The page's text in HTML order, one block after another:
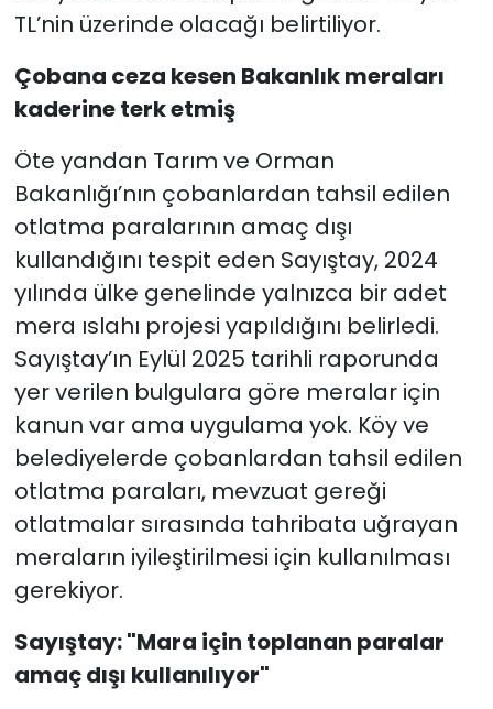
TL’nin üzerinde olacağı belirtiliyor.
Çobana ceza kesen Bakanlık meraları
kaderine terk etmiş
Öte yandan Tarım ve Orman
Bakanlığı’nın çobanlardan tahsil edilen
otlatma paralarının amaç dışı
kullandığını tespit eden Sayıştay, 2024
yılında ülke genelinde yalnızca bir adet
mera ıslahı projesi yapıldığını belirledi.
Sayıştay’ın Eylül 2025 tarihli raporunda
yer verilen bulgulara göre meralar için
kanun var ama uygulama yok. Köy ve
belediyelerde çobanlardan tahsil edilen
otlatma paraları, mevzuat gereği
otlatmalar sırasında tahribata uğrayan
meraların iyileştirilmesi için kullanılması
gerekiyor.
Sayıştay: "Mara için toplanan paralar
amaç dışı kullanılıyor"